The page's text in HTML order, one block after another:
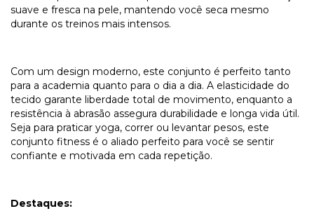
suave e fresca na pele, mantendo você seca mesmo
durante os treinos mais intensos.
Com um design moderno, este conjunto é perfeito tanto
para a academia quanto para o dia a dia. A elasticidade do
tecido garante liberdade total de movimento, enquanto a
resistência à abrasão assegura durabilidade e longa vida útil.
Seja para praticar yoga, correr ou levantar pesos, este
conjunto fitness é o aliado perfeito para você se sentir
confiante e motivada em cada repetição.
Destaques: